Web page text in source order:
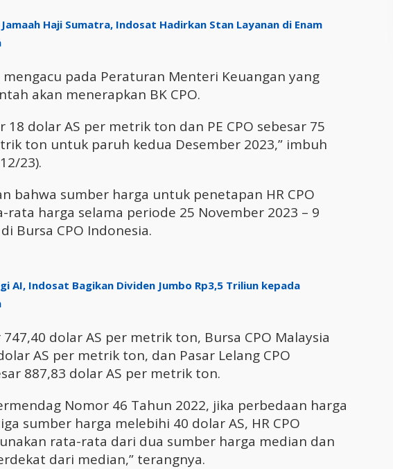
Haji Sumatra, Indosat Hadirkan Stan Layanan di Enam
pada Peraturan Menteri Keuangan yang
akan menerapkan BK CPO.
18 dolar AS per metrik ton dan PE CPO sebesar 75
ton untuk paruh kedua Desember 2023,” imbuh
23).
bahwa sumber harga untuk penetapan HR CPO
rata harga selama periode 25 November 2023 – 9
Bursa CPO Indonesia.
AI, Indosat Bagikan Dividen Jumbo Rp3,5 Triliun kepada
dolar AS per metrik ton, Bursa CPO Malaysia
AS per metrik ton, dan Pasar Lelang CPO
887,83 dolar AS per metrik ton.
Nomor 46 Tahun 2022, jika perbedaan harga
sumber harga melebihi 40 dolar AS, HR CPO
rata-rata dari dua sumber harga median dan
dari median,” terangnya.